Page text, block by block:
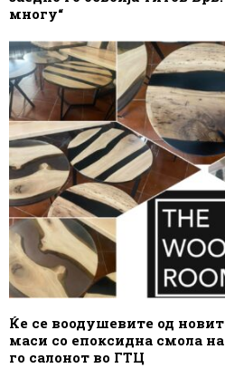
многу“
Ќе се воодушевите од
маси со епоксидна смола
го салонот во ГТЦ